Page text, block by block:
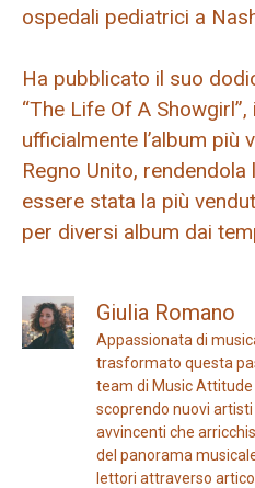
ospedali pediatrici a
Ha pubblicato il suo
“The Life Of A
ufficialmente l’album più
Regno Unito,
essere stata la più
per diversi album dai
Giulia Romano
Appassionata di
trasformato questa
team di Music
scoprendo nuovi
avvincenti che
del panorama
lettori attraverso